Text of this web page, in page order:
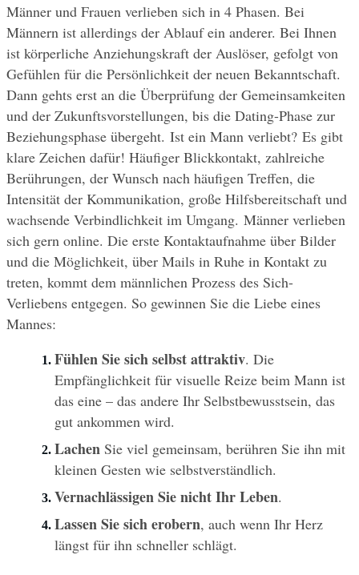
Männer und Frauen verlieben sich in 4 Phasen. Bei
Männern ist allerdings der Ablauf ein anderer. Bei Ihnen
ist körperliche Anziehungskraft der Auslöser, gefolgt von
Gefühlen für die Persönlichkeit der neuen Bekanntschaft.
Dann gehts erst an die Überprüfung der Gemeinsamkeiten
und der Zukunftsvorstellungen, bis die Dating-Phase zur
Beziehungsphase übergeht. Ist ein Mann verliebt? Es gibt
klare Zeichen dafür! Häufiger Blickkontakt, zahlreiche
Berührungen, der Wunsch nach häufigen Treffen, die
Intensität der Kommunikation, große Hilfsbereitschaft und
wachsende Verbindlichkeit im Umgang. Männer verlieben
sich gern online. Die erste Kontaktaufnahme über Bilder
und die Möglichkeit, über Mails in Ruhe in Kontakt zu
treten, kommt dem männlichen Prozess des Sich-
Verliebens entgegen. So gewinnen Sie die Liebe eines
Mannes:
Fühlen Sie sich selbst attraktiv. Die
Empfänglichkeit für visuelle Reize beim Mann ist
das eine – das andere Ihr Selbstbewusstsein, das
gut ankommen wird.
Lachen Sie viel gemeinsam, berühren Sie ihn mit
kleinen Gesten wie selbstverständlich.
Vernachlässigen Sie nicht Ihr Leben.
Lassen Sie sich erobern, auch wenn Ihr Herz
längst für ihn schneller schlägt.